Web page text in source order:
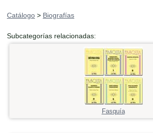
Catálogo > Biografías
Subcategorías relacionadas:
Fasquía